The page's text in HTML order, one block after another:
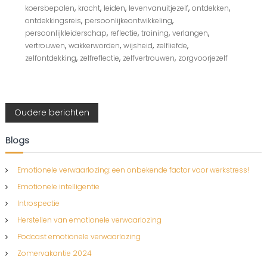
…
koersbepalen, kracht, leiden, levenvanuitjezelf, ontdekken,
ontdekkingsreis, persoonlijkeontwikkeling,
persoonlijkleiderschap, reflectie, training, verlangen,
vertrouwen, wakkerworden, wijsheid, zelfliefde,
zelfontdekking, zelfreflectie, zelfvertrouwen, zorgvoorjezelf
B
e
r
i
c
h
Oudere berichten
Blogs
Emotionele verwaarlozing: een onbekende factor voor werkstress!
Emotionele intelligentie
Introspectie
Herstellen van emotionele verwaarlozing
Podcast emotionele verwaarlozing
Zomervakantie 2024